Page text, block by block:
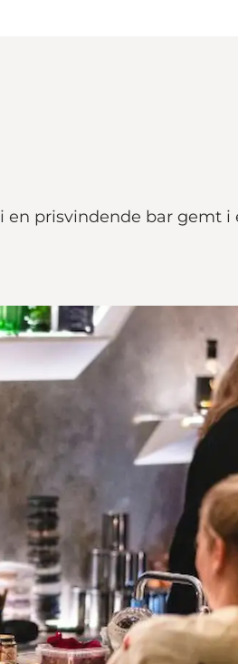
prisvindende bar gemt i